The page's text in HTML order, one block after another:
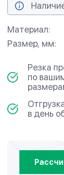
Материал:
Размер, мм:
Резка
по
в день